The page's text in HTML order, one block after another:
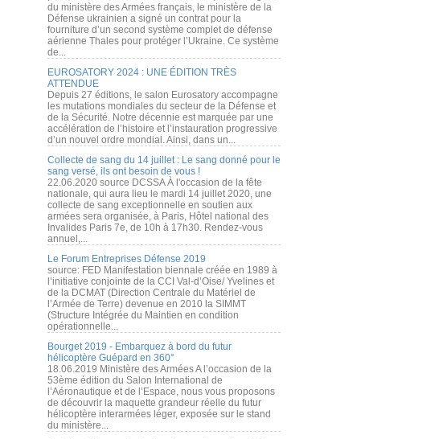
du ministère des Armées français, le ministère de la
Défense ukrainien a signé un contrat pour la
fourniture d’un second système complet de défense
aérienne Thales pour protéger l’Ukraine. Ce système
de...
EUROSATORY 2024 : UNE ÉDITION TRÈS
ATTENDUE
Depuis 27 éditions, le salon Eurosatory accompagne
les mutations mondiales du secteur de la Défense et
de la Sécurité. Notre décennie est marquée par une
accélération de l’histoire et l’instauration progressive
d’un nouvel ordre mondial. Ainsi, dans un...
Collecte de sang du 14 juillet : Le sang donné pour le
sang versé, ils ont besoin de vous !
22.06.2020 source DCSSA À l'occasion de la fête
nationale, qui aura lieu le mardi 14 juillet 2020, une
collecte de sang exceptionnelle en soutien aux
armées sera organisée, à Paris, Hôtel national des
Invalides Paris 7e, de 10h à 17h30. Rendez-vous
annuel,...
Le Forum Entreprises Défense 2019
source: FED Manifestation biennale créée en 1989 à
l’initiative conjointe de la CCI Val-d’Oise/ Yvelines et
de la DCMAT (Direction Centrale du Matériel de
l’Armée de Terre) devenue en 2010 la SIMMT
(Structure Intégrée du Maintien en condition
opérationnelle...
Bourget 2019 - Embarquez à bord du futur
hélicoptère Guépard en 360°
18.06.2019 Ministère des Armées A l’occasion de la
53ème édition du Salon International de
l’Aéronautique et de l’Espace, nous vous proposons
de découvrir la maquette grandeur réelle du futur
hélicoptère interarmées léger, exposée sur le stand
du ministère...